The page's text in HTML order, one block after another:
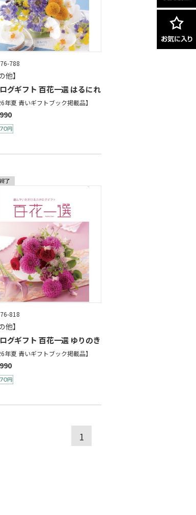
788
他】
グギフト 百花一選 はるにれ
年夏 青いギフトブック掲載品】
818
他】
グギフト 百花一選 ゆりのき
年夏 青いギフトブック掲載品】
1